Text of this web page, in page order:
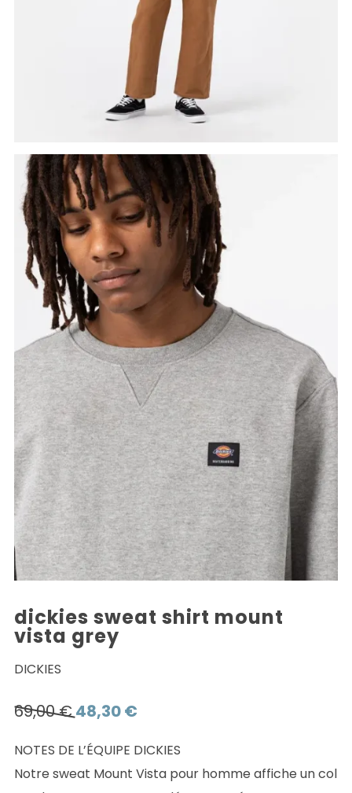
dickies sweat shirt mount
vista grey
DICKIES
69,00€ Le
initial
était :
48,30€Le
actuel
est :
NOTES DE L’ÉQUIPE DICKIES
Notre sweat Mount Vista pour homme affiche un col